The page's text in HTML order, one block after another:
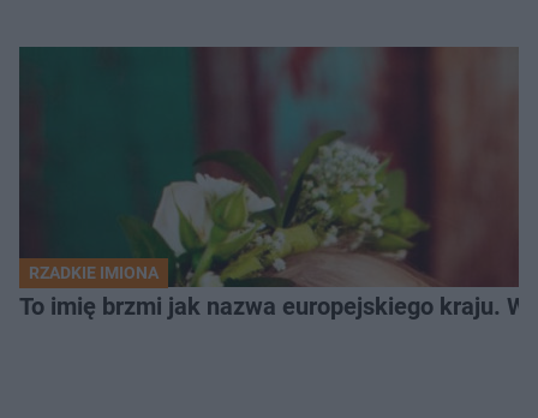
RZADKIE IMIONA
To imię brzmi jak nazwa europejskiego kraju.